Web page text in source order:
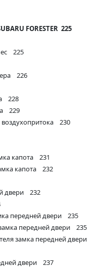
FORESTER 225
225
226
228
229
воздухопритока 230
капота 231
капота 232
двери 232
передней двери 235
передней двери 235
замка передней двери
двери 237